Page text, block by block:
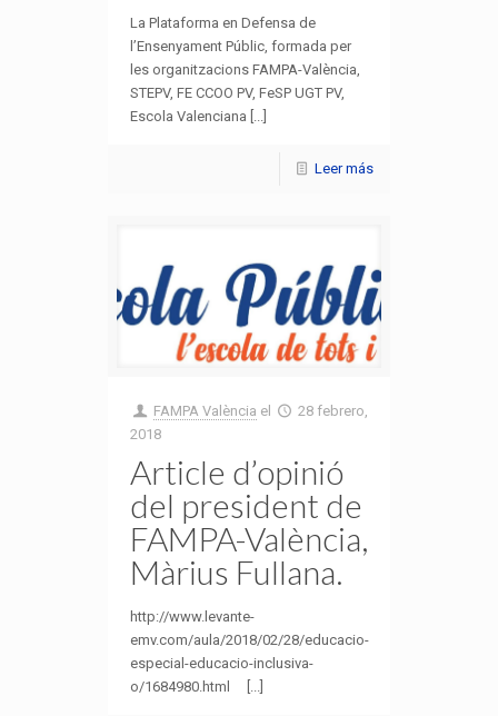
La Plataforma en Defensa de
l’Ensenyament Públic, formada per
les organitzacions FAMPA-València,
STEPV, FE CCOO PV, FeSP UGT PV,
Escola Valenciana [...]
Leer más
FAMPA València el
28 febrero,
2018
Article d’opinió
del president de
FAMPA-València,
Màrius Fullana.
http://www.levante-
emv.com/aula/2018/02/28/educacio-
especial-educacio-inclusiva-
o/1684980.html [...]